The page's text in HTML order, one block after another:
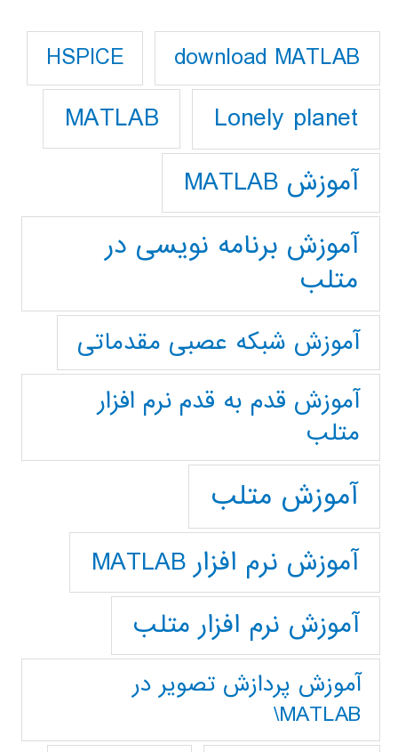
download MATLAB
HSPICE
Lonely planet
MATLAB
آموزش MATLAB
آموزش برنامه نویسی در
متلب
آموزش شبکه عصبی مقدماتی
آموزش قدم به قدم نرم افزار
متلب
آموزش متلب
آموزش نرم افزار MATLAB
آموزش نرم افزار متلب
آموزش پردازش تصوير در
MATLAB\